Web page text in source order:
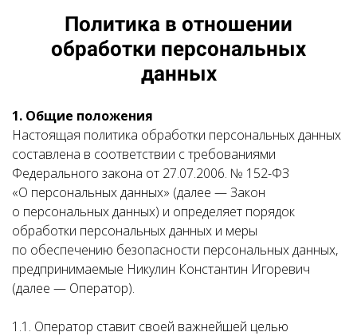
Политика в отношении
обработки персональных
данных
1. Общие положения
Настоящая политика обработки персональных данных
составлена в соответствии с требованиями
Федерального закона от 27.07.2006. № 152-ФЗ
«О персональных данных» (далее — Закон
о персональных данных) и определяет порядок
обработки персональных данных и меры
по обеспечению безопасности персональных данных,
предпринимаемые Никулин Константин Игоревич
(далее — Оператор).
1.1. Оператор ставит своей важнейшей целью